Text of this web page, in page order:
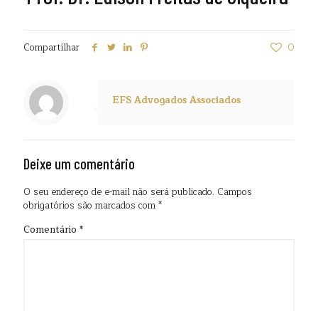
Compartilhar 0
EFS Advogados Associados
Deixe um comentário
O seu endereço de e-mail não será publicado. Campos
obrigatórios são marcados com*
Comentário *